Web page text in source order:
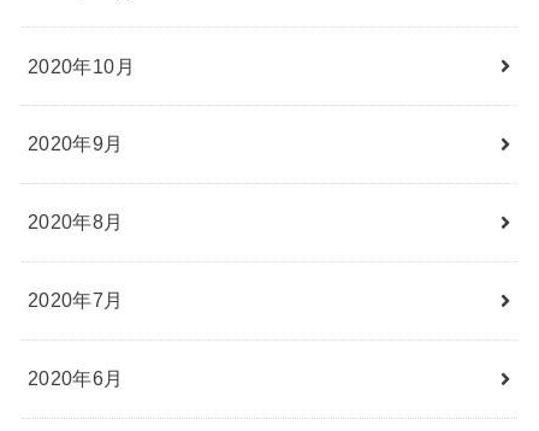
2020年10月
2020年9月
2020年8月
2020年7月
2020年6月